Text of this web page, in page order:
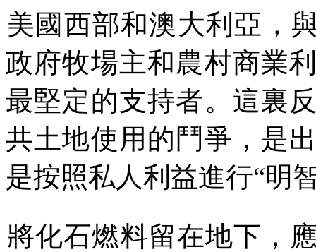
美國西部和澳大利亞，
政府牧場主和農村商業
最堅定的支持者。這裏
共土地使用的鬥爭，是
是按照私人利益進行“明
將化石燃料留在地下，